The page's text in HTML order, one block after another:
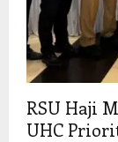
RSU Haji
UHC